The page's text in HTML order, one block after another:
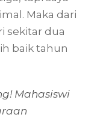
Maka dari
sekitar dua
baik tahun
Mahasiswi